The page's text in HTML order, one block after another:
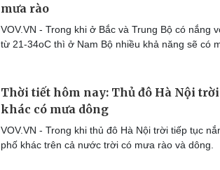
mưa rào
VOV.VN - Trong khi ở Bắc và Trung Bộ có nắng
từ 21-34oC thì ở Nam Bộ nhiều khả năng sẽ có
Thời tiết hôm nay: Thủ đô Hà Nội
khác có mưa dông
VOV.VN - Trong khi thủ đô Hà Nội trời tiếp tục
phố khác trên cả nước trời có mưa rào và dông.